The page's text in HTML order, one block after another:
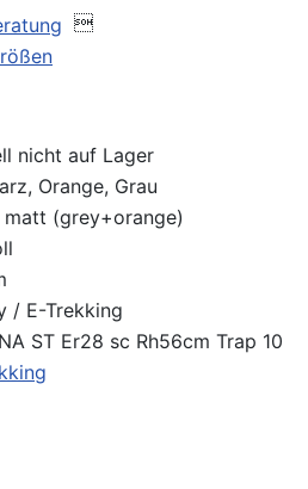

nicht auf Lager
Orange, Grau
matt (grey+orange)
/ E-Trekking
ST Er28 sc Rh56cm Trap 10